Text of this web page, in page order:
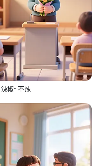
辣椒~不辣